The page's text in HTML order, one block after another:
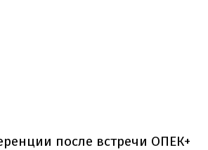
после встречи ОПЕК+